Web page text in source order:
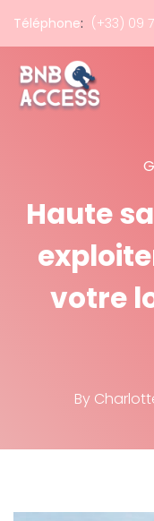
Téléphone: (+33) 09
Haute
votre
By